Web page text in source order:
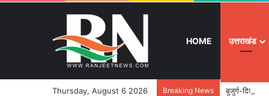
HOME उत्तराखंड
Thursday, August 6 2026 Breaking News बुजुर्ग-